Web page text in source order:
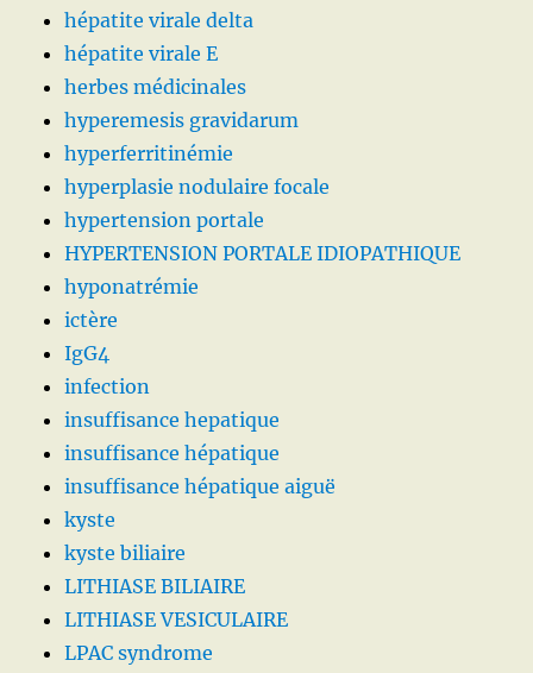
hépatite virale delta
hépatite virale E
herbes médicinales
hyperemesis gravidarum
hyperferritinémie
hyperplasie nodulaire focale
hypertension portale
HYPERTENSION PORTALE IDIOPATHIQUE
hyponatrémie
ictère
IgG4
infection
insuffisance hepatique
insuffisance hépatique
insuffisance hépatique aiguë
kyste
kyste biliaire
LITHIASE BILIAIRE
LITHIASE VESICULAIRE
LPAC syndrome